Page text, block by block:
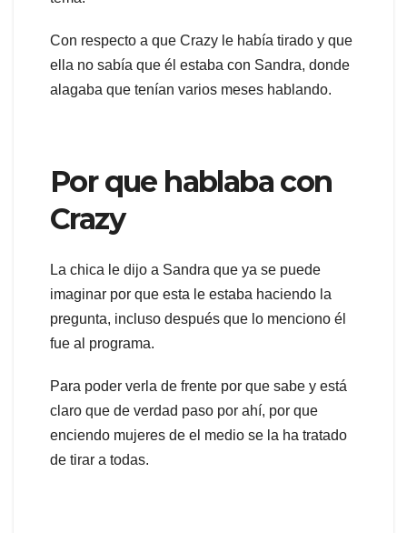
Con respecto a que Crazy le había tirado y que
ella no sabía que él estaba con Sandra, donde
alagaba que tenían varios meses hablando.
Por que hablaba con
Crazy
La chica le dijo a Sandra que ya se puede
imaginar por que esta le estaba haciendo la
pregunta, incluso después que lo menciono él
fue al programa.
Para poder verla de frente por que sabe y está
claro que de verdad paso por ahí, por que
enciendo mujeres de el medio se la ha tratado
de tirar a todas.